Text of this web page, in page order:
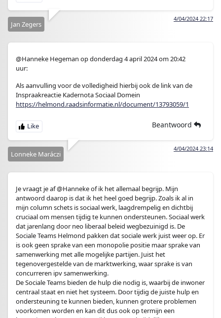
4/04/2024 22:17
Jan Zegers
@Hanneke Hegeman op donderdag 4 april 2024 om 20:42
uur:
Als aanvulling voor de volledigheid hierbij ook de link van de
Inspraakreactie Kadernota Sociaal Domein
https://helmond.raadsinformatie.nl/document/13793059/1
Beantwoord
4/04/2024 23:14
Lonneke Maráczi
Je vraagt je af @Hanneke of ik het allemaal begrijp. Mijn
antwoord daarop is dat ik het heel goed begrijp. Zoals ik al in
mijn column schets is sociaal werk, laagdrempelig en dichtbij
cruciaal om mensen tijdig te kunnen ondersteunen. Sociaal werk
dat jarenlang door neo liberaal beleid wegbezuinigd is. De
Sociale Teams Helmond pakken dat sociale werk juist weer op. Er
is ook geen sprake van een monopolie positie maar sprake van
samenwerking met alle mogelijke partijen. Juist het
tegenovergestelde van de marktwerking, waar sprake is van
concurreren ipv samenwerking.
De Sociale Teams bieden de hulp die nodig is, waarbij de inwoner
centraal staat en niet het systeem. Door tijdig de juiste hulp en
ondersteuning te kunnen bieden, kunnen grotere problemen
voorkomen worden en kan dit dus ook op termijn een